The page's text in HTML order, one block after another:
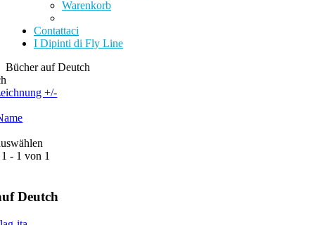
Warenkorb
Contattaci
I Dipinti di Fly Line
Bücher auf Deutch
+/-
- 1 von 1
Deutch